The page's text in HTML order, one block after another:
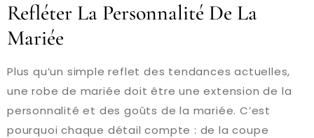
Refléter La Personnalité De La
Mariée
Plus qu’un simple reflet des tendances actuelles,
une robe de mariée doit être une extension de la
personnalité et des goûts de la mariée. C’est
pourquoi chaque détail compte : de la coupe